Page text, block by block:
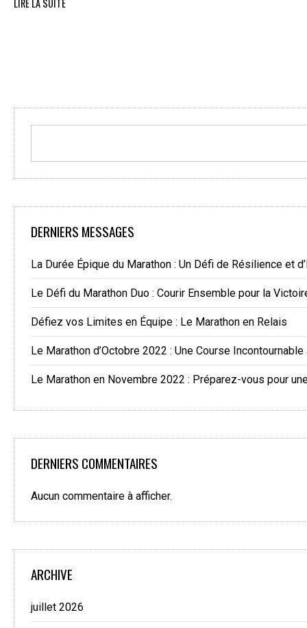
LIRE LA SUITE
DERNIERS MESSAGES
La Durée Épique du Marathon : Un Défi de Résilience et
Le Défi du Marathon Duo : Courir Ensemble pour la
Défiez vos Limites en Équipe : Le Marathon en Relais
Le Marathon d’Octobre 2022 : Une Course
Le Marathon en Novembre 2022 : Préparez-vous pour
DERNIERS COMMENTAIRES
Aucun commentaire à afficher.
ARCHIVE
juillet 2026